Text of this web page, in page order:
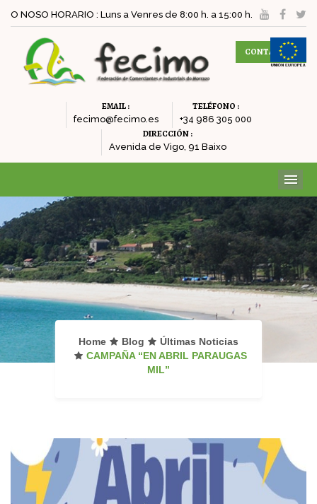
O NOSO HORARIO : Luns a Venres de 8:00 h. a 15:00 h.
CONTACTAR
EMAIL :
fecimo@fecimo.es
TELÉFONO :
+34 986 305 000
DIRECCIÓN :
Avenida de Vigo, 91 Baixo
Home Blog
Últimas Noticias
CAMPAÑA “EN ABRIL PARAUGAS
MIL”